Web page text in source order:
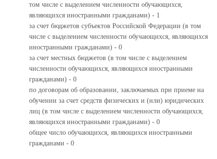
том числе с выделением численности обучающихся,
являющихся иностранными гражданами) - 1
за счет бюджетов субъектов Российской Федерации (в том
числе с выделением численности обучающихся, являющихся
иностранными гражданами) - 0
за счет местных бюджетов (в том числе с выделением
численности обучающихся, являющихся иностранными
гражданами) - 0
по договорам об образовании, заключаемых при приеме на
обучении за счет средств физических и (или) юридических
лиц (в том числе с выделением численности обучающихся,
являющихся иностранными гражданами) - 0
общее число обучающихся, являющихся иностранными
гражданами - 0